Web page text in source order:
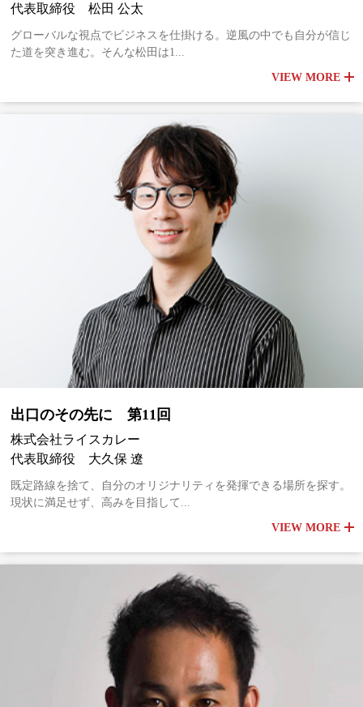
代表取締役 松田 公太
グローバルな視点でビジネスを仕掛ける。逆風の中でも自分が信じ
た道を突き進む。そんな松田は1...
VIEW MORE
出口のその先に 第11回
株式会社ライスカレー
代表取締役 大久保 遼
既定路線を捨て、自分のオリジナリティを発揮できる場所を探す。
現状に満足せず、高みを目指して...
VIEW MORE